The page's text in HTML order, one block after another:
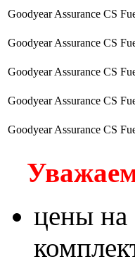
Goodyear Assurance CS
Goodyear Assurance CS
Goodyear Assurance CS
Goodyear Assurance CS
Goodyear Assurance CS
цены на